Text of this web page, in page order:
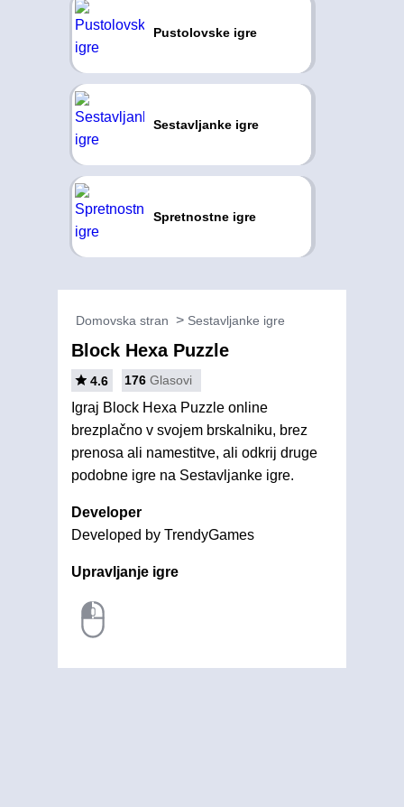
Pustolovske igre
Sestavljanke igre
Spretnostne igre
Domovska stran Sestavljanke igre
Block Hexa Puzzle
4.6 176 Glasovi
Igraj Block Hexa Puzzle online
brezplačno v svojem brskalniku, brez
prenosa ali namestitve, ali odkrij druge
podobne igre na Sestavljanke igre.
Developer
Developed by TrendyGames
Upravljanje igre